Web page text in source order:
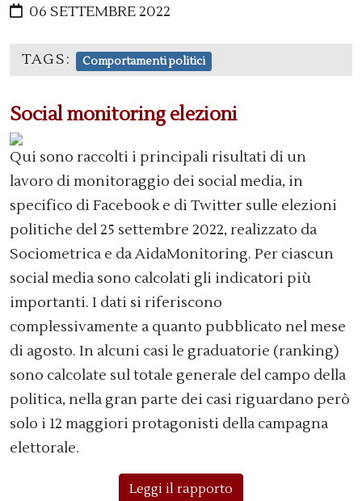
06 SETTEMBRE 2022
TAGS: Comportamenti politici
Social monitoring elezioni
Qui sono raccolti i principali risultati di un
lavoro di monitoraggio dei social media, in
specifico di Facebook e di Twitter sulle elezioni
politiche del 25 settembre 2022, realizzato da
Sociometrica e da AidaMonitoring. Per ciascun
social media sono calcolati gli indicatori più
importanti. I dati si riferiscono
complessivamente a quanto pubblicato nel mese
di agosto. In alcuni casi le graduatorie (ranking)
sono calcolate sul totale generale del campo della
politica, nella gran parte dei casi riguardano però
solo i 12 maggiori protagonisti della campagna
elettorale.
Leggi il rapporto